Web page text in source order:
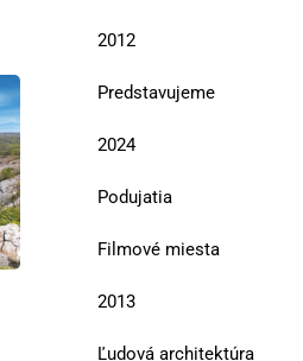
Kde sa krajina dotýka legendy
2012
Predstavujeme
2024
Podujatia
Filmové miesta
2013
Ľudová architektúra